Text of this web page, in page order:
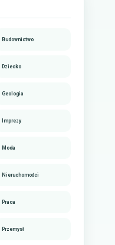
Budownictwo
Dziecko
Geologia
Imprezy
Moda
Nieruchomości
Praca
Przemysł